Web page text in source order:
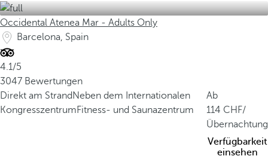
Occidental Atenea Mar - Adults Only
Barcelona, Spain
4.1/5
3047 Bewertungen
Direkt am Strand Neben dem Internationalen
KongresszentrumFitness- und Saunazentrum
Ab
114
/
Übernachtung
Verfügbarkeit
einsehen